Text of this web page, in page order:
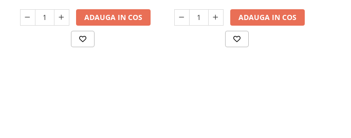
ADAUGA IN COS ADAUGA IN COS